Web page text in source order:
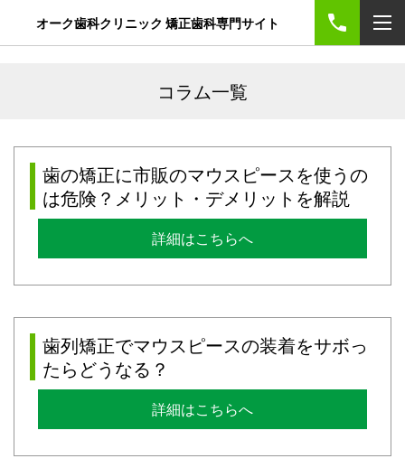
オーク歯科クリニック 矯正歯科専門サイト
コラム一覧
歯の矯正に市販のマウスピースを使うの
は危険？メリット・デメリットを解説
詳細はこちらへ
歯列矯正でマウスピースの装着をサボっ
たらどうなる？
詳細はこちらへ